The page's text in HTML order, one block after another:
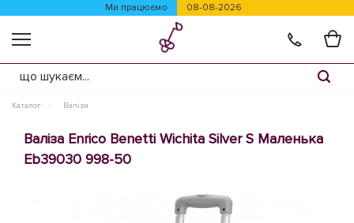
Ми працюємо 08-08-2026
Каталог Валізи
Валіза Enrico Benetti Wichita Silver S Маленька
Eb39030 998-50